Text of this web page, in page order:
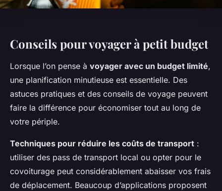
Conseils pour voyager à petit budget
Lorsque l’on pense à voyager avec un budget limité,
une planification minutieuse est essentielle. Des
astuces pratiques et des conseils de voyage peuvent
faire la différence pour économiser tout au long de
votre périple.
Techniques pour réduire les coûts de transport :
utiliser des pass de transport local ou opter pour le
covoiturage peut considérablement abaisser vos frais
de déplacement. Beaucoup d’applications proposent